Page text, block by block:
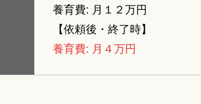
養育費: 月１２万円
【依頼後・終了時】
養育費: 月４万円